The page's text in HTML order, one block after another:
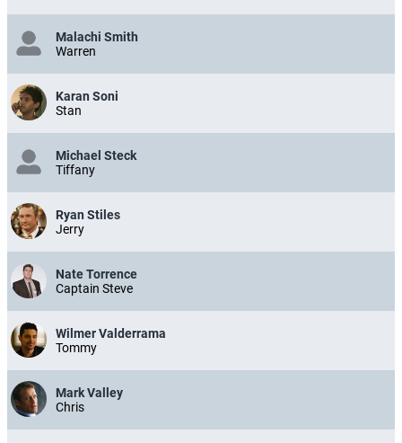
Malachi Smith
Warren
Karan Soni
Stan
Michael Steck
Tiffany
Ryan Stiles
Jerry
Nate Torrence
Captain Steve
Wilmer Valderrama
Tommy
Mark Valley
Chris